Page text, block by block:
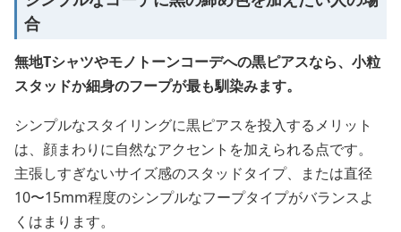
合
無地Tシャツやモノトーンコーデへの黒ピアスなら、小粒
スタッドか細身のフープが最も馴染みます。
シンプルなスタイリングに黒ピアスを投入するメリット
は、顔まわりに自然なアクセントを加えられる点です。
主張しすぎないサイズ感のスタッドタイプ、または直径
10〜15mm程度のシンプルなフープタイプがバランスよ
くはまります。